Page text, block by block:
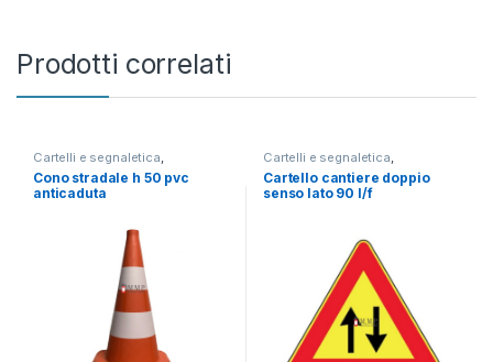
Prodotti correlati
Cartelli e segnaletica,
Segnaletica Stradale
Cantieristica e accessori
Cono stradale h 50 pvc
anticaduta
Cartelli e segnaletica,
Segnaletica Stradale
Cantieristica e accessori
Cartello cantiere doppio
senso lato 90 l/f